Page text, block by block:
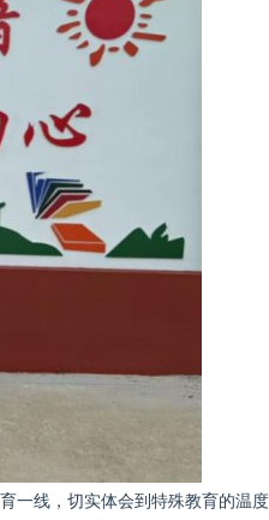
一线，切实体会到特殊教育的温